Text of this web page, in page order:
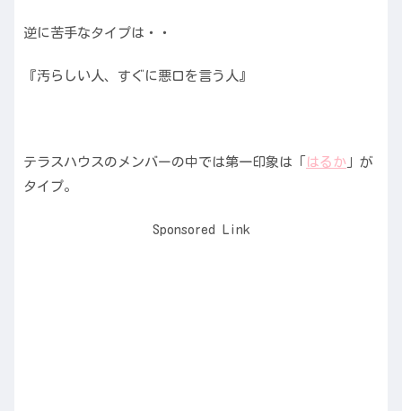
逆に苦手なタイプは・・
『汚らしい人、すぐに悪口を言う人』
テラスハウスのメンバーの中では第一印象は「 はるか 」が
タイプ。
Sponsored Link